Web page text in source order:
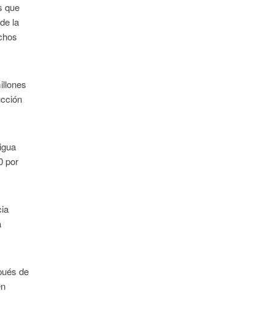
que
la
por
de